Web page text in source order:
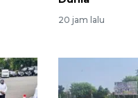
20 jam lalu